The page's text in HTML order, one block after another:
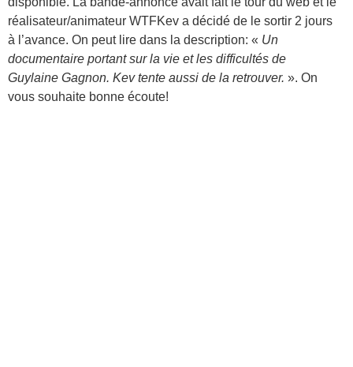
réalisateur/animateur WTFKev a décidé de le sortir 2 jours
à l’avance. On peut lire dans la description: « Un
documentaire portant sur la vie et les difficultés de
Guylaine Gagnon. Kev tente aussi de la retrouver. ». On
vous souhaite bonne écoute!